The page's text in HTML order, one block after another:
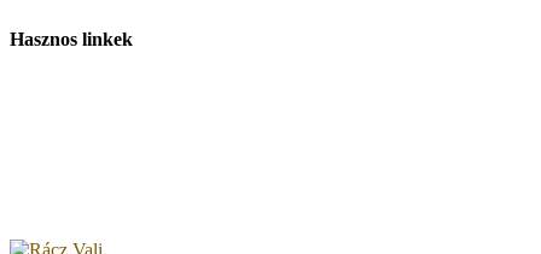
Hasznos linkek